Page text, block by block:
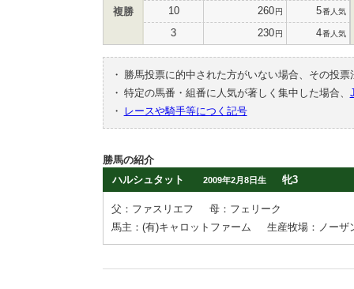
複勝 10 260円 5番人気
3 230円 4番人気
・
勝馬投票に的中された方がいない場合、その投
・ 特定の馬番・組番に人気が著しく集中した場合、
・
レースや騎手等につく記号
勝馬の紹介
ハルシュタット
2009年2月8日生 牝3
父：ファスリエフ
母：フェリーク
馬主：(有)キャロットファーム
生産牧場：ノーザ